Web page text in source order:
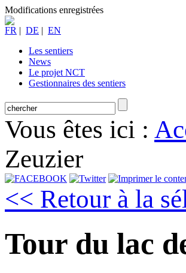
Modifications enregistrées
FR | DE | EN
Les sentiers
News
Le projet NCT
Gestionnaires des sentiers
Vous êtes ici :
Zeuzier
<< Retour à la
Tour du lac